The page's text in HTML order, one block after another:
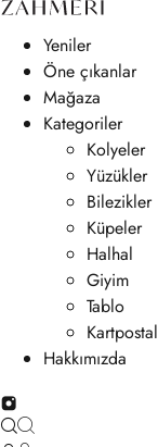
Yeniler
Öne çıkanlar
Mağaza
Kategoriler
Kolyeler
Yüzükler
Bilezikler
Küpeler
Halhal
Giyim
Tablo
Kartpostal
Hakkımızda